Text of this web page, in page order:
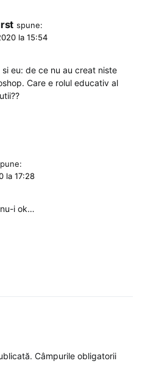
spune:
la 15:54
eu: de ce nu au creat niste
Care e rolul educativ al
la 17:28
i ok…
Câmpurile obligatorii